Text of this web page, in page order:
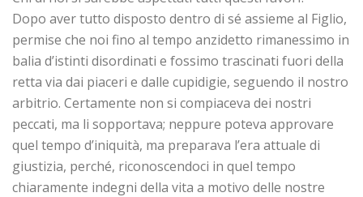
Dopo aver tutto disposto dentro di sé assieme al Figlio,
permise che noi fino al tempo anzidetto rimanessimo in
balia d’istinti disordinati e fossimo trascinati fuori della
retta via dai piaceri e dalle cupidigie, seguendo il nostro
arbitrio. Certamente non si compiaceva dei nostri
peccati, ma li sopportava; neppure poteva approvare
quel tempo d’iniquità, ma preparava l’era attuale di
giustizia, perché, riconoscendoci in quel tempo
chiaramente indegni della vita a motivo delle nostre